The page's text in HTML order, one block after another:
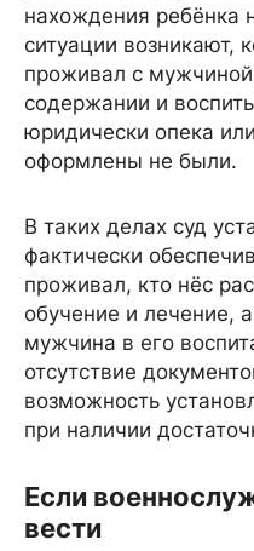
нахождения ребёнка
ситуации возникают,
проживал с
содержании и
юридически опека
оформлены не были.
В таких делах суд
фактически
проживал, кто нёс
обучение и лечение,
мужчина в его
отсутствие
возможность
при наличии
Если
вести